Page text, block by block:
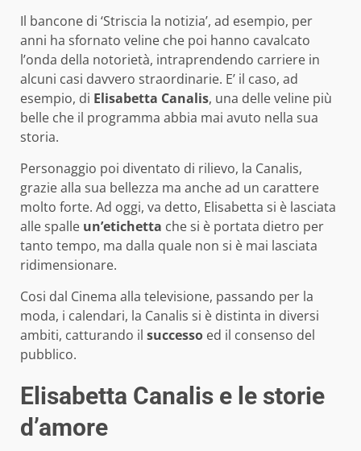
Il bancone di ‘Striscia la notizia’, ad esempio, per
anni ha sfornato veline che poi hanno cavalcato
l’onda della notorietà, intraprendendo carriere in
alcuni casi davvero straordinarie. E’ il caso, ad
esempio, di Elisabetta Canalis, una delle veline più
belle che il programma abbia mai avuto nella sua
storia.
Personaggio poi diventato di rilievo, la Canalis,
grazie alla sua bellezza ma anche ad un carattere
molto forte. Ad oggi, va detto, Elisabetta si è lasciata
alle spalle un’etichetta che si è portata dietro per
tanto tempo, ma dalla quale non si è mai lasciata
ridimensionare.
Cosi dal Cinema alla televisione, passando per la
moda, i calendari, la Canalis si è distinta in diversi
ambiti, catturando il successo ed il consenso del
pubblico.
Elisabetta Canalis e le storie
d’amore